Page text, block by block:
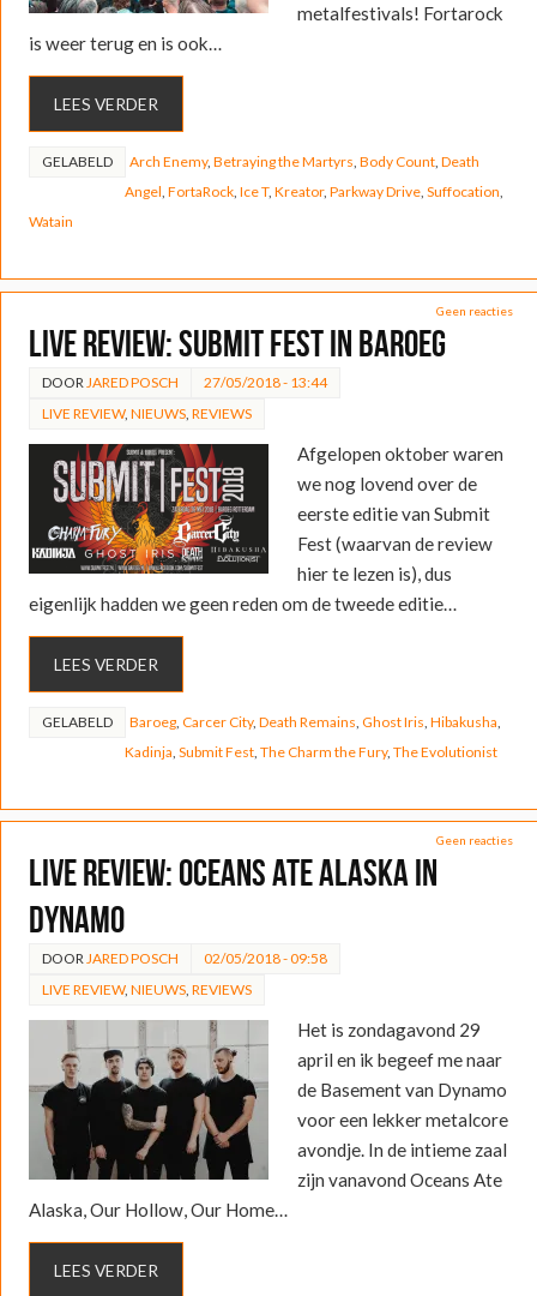
metalfestivals! Fortarock
is weer terug en is ook…
LEES VERDER
GELABELD Arch Enemy, Betraying the Martyrs Body Count, Death
Angel FortaRock, Ice T, Kreator, Parkway Drive, Suffocation
Watain
Geen reacties
LIVE REVIEW: Submit Fest in Baroeg
DOOR JARED POSCH
27/05/2018 - 13:44
LIVE REVIEW, NIEUWS, REVIEWS
Afgelopen oktober waren
we nog lovend over de
eerste editie van Submit
Fest (waarvan de review
hier te lezen is), dus
eigenlijk hadden we geen reden om de tweede editie…
LEES VERDER
GELABELD Baroeg, Carcer City, Death Remains Ghost Iris Hibakusha
Kadinja Submit Fest, The Charm the Fury, The Evolutionist
Geen reacties
LIVE REVIEW: Oceans Ate Alaska in
Dynamo
DOOR JARED POSCH
02/05/2018 - 09:58
LIVE REVIEW, NIEUWS, REVIEWS
Het is zondagavond 29
april en ik begeef me naar
de Basement van Dynamo
voor een lekker metalcore
avondje. In de intieme zaal
zijn vanavond Oceans Ate
Alaska, Our Hollow, Our Home…
LEES VERDER